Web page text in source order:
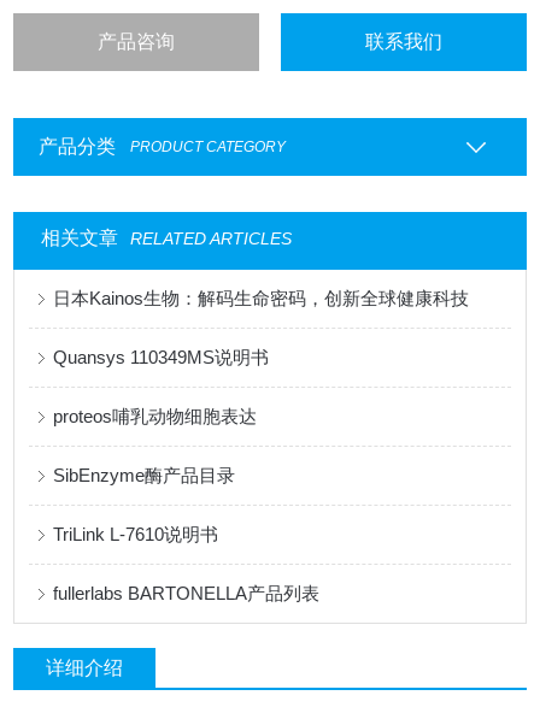
产品咨询 联系我们
产品分类 PRODUCT CATEGORY
相关文章 RELATED ARTICLES
日本Kainos生物：解码生命密码，创新全球健康科技
Quansys 110349MS说明书
proteos哺乳动物细胞表达
SibEnzyme酶产品目录
TriLink L-7610说明书
fullerlabs BARTONELLA产品列表
详细介绍